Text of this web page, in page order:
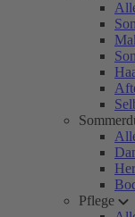
Pflege